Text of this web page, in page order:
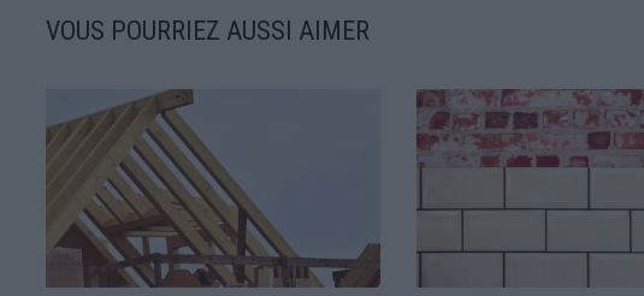
VOUS POURRIEZ AUSSI AIMER